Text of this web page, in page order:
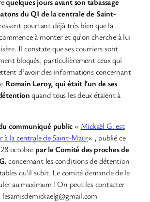
du QI de la centrale de Saint-
pourtant déjà très bien que la
à monter et qu’on cherche à lui
Il constate que ses courriers sont
bloqués, particulièrement ceux qui
d’avoir des informations concernant
Romain Leroy, qui était l’un de ses
quand tous les deux étaient à
communiqué public « Mickaël G. est
à la centrale de Saint-Maur« , publié ce
octobre par le Comité des proches de
concernant les conditions de détention
qu’il subit. Le comité demande de le
au maximum ! On peut les contacter